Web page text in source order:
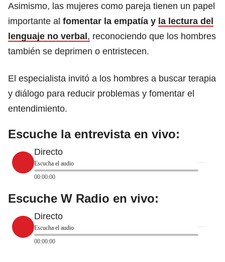
Asimismo, las mujeres como pareja tienen un papel
importante al fomentar la empatía y la lectura del
lenguaje no verbal, reconociendo que los hombres
también se deprimen o entristecen.
El especialista invitó a los hombres a buscar terapia
y diálogo para reducir problemas y fomentar el
entendimiento.
Escuche la entrevista en vivo:
Directo
Escucha el audio
00:00:00
Escuche W Radio en vivo:
Directo
Escucha el audio
00:00:00